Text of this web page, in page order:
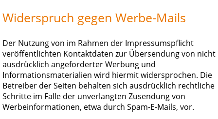
Widerspruch gegen Werbe-Mails
Der Nutzung von im Rahmen der Impressumspflicht
veröffentlichten Kontaktdaten zur Übersendung von nicht
ausdrücklich angeforderter Werbung und
Informationsmaterialien wird hiermit widersprochen. Die
Betreiber der Seiten behalten sich ausdrücklich rechtliche
Schritte im Falle der unverlangten Zusendung von
Werbeinformationen, etwa durch Spam-E-Mails, vor.